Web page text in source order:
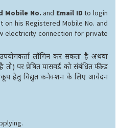
Mobile No. and Email ID to login
on his Registered Mobile No. and
electricity connection for private
लॉगिन कर सकता है अथवा
तो) पर प्रेषित पासवर्ड को संबंधित फील्ड
हेतु विद्युत कनेक्शन के लिए आवेदन